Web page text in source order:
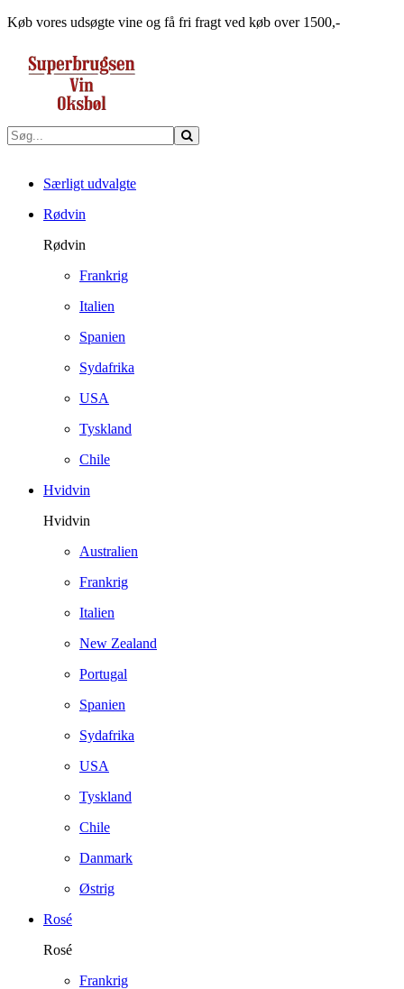
Køb vores udsøgte vine og få fri fragt ved køb over 1500,-
Særligt udvalgte
Rødvin
Rødvin
Frankrig
Italien
Spanien
Sydafrika
USA
Tyskland
Chile
Hvidvin
Hvidvin
Australien
Frankrig
Italien
New Zealand
Portugal
Spanien
Sydafrika
USA
Tyskland
Chile
Danmark
Østrig
Rosé
Rosé
Frankrig